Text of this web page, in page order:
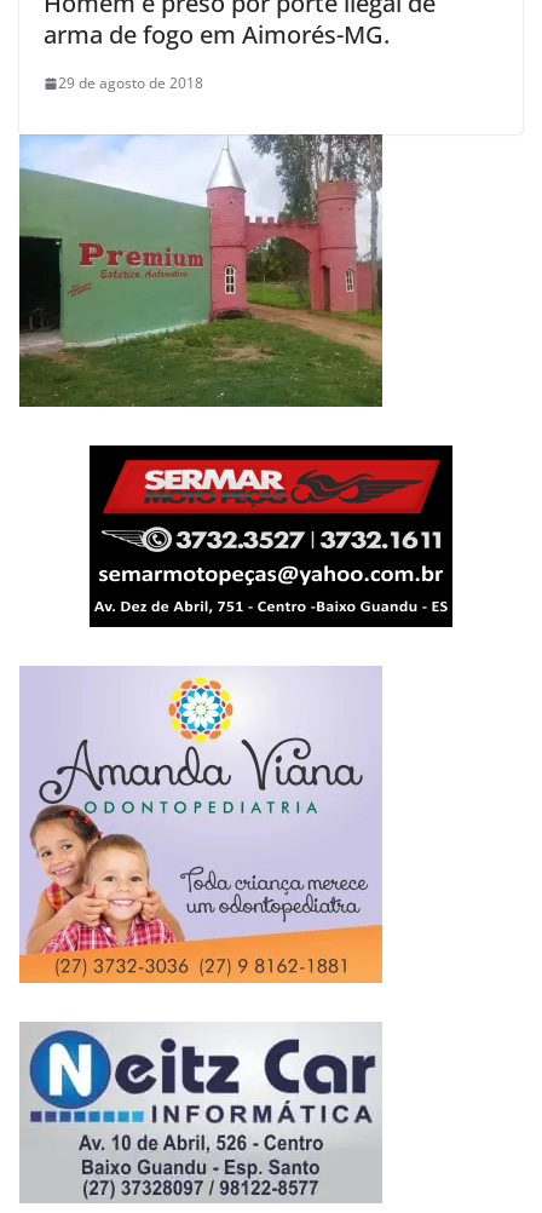
arma de fogo em Aimorés-MG.
29 de agosto de 2018